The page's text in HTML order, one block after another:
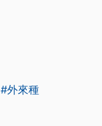
#外來種